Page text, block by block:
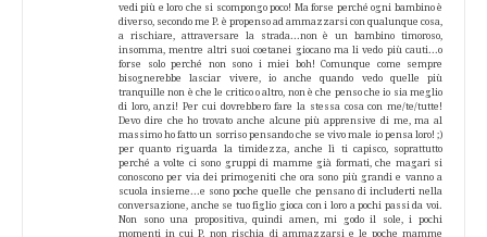
vedi più e loro che si scompongo poco! Ma forse perché ogni bambino è
diverso, secondo me P. è propenso ad ammazzarsi con qualunque cosa,
a rischiare, attraversare la strada...non è un bambino timoroso,
insomma, mentre altri suoi coetanei giocano ma li vedo più cauti...o
forse solo perché non sono i miei boh! Comunque come sempre
bisognerebbe lasciar vivere, io anche quando vedo quelle più
tranquille non è che le critico o altro, non è che penso che io sia meglio
di loro, anzi! Per cui dovrebbero fare la stessa cosa con me/te/tutte!
Devo dire che ho trovato anche alcune più apprensive di me, ma al
massimo ho fatto un sorriso pensando che se vivo male io pensa loro! ;)
per quanto riguarda la timidezza, anche lì ti capisco, soprattutto
perché a volte ci sono gruppi di mamme già formati, che magari si
conoscono per via dei primogeniti che ora sono più grandi e vanno a
scuola insieme...e sono poche quelle che pensano di includerti nella
conversazione, anche se tuo figlio gioca con i loro a pochi passi da voi.
Non sono una propositiva, quindi amen, mi godo il sole, i pochi
momenti in cui P. non rischia di ammazzarsi e le poche mamme